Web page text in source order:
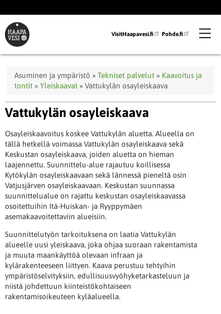
pääsisältöön
VisitHaapavesi.fi Pohde.fi
Murupolku
Asuminen ja ympäristö Tekniset palvelut
Kaavoitus ja
tontit
Yleiskaavat Vattukylän osayleiskaava
Vattukylän osayleiskaava
Osayleiskaavoitus koskee Vattukylän aluetta. Alueella on
tällä hetkellä voimassa Vattukylän osayleiskaava sekä
Keskustan osayleiskaava, joiden aluetta on hieman
laajennettu. Suunnittelu-alue rajautuu koillisessa
Kytökylän osayleiskaavaan sekä lännessä pieneltä osin
Vatjusjärven osayleiskaavaan. Keskustan suunnassa
suunnittelualue on rajattu keskustan osayleiskaavassa
osoitettuihin Itä-Huiskan- ja Ryyppymäen
asemakaavoitettaviin alueisiin.
Suunnittelutyön tarkoituksena on laatia Vattukylän
alueelle uusi yleiskaava, joka ohjaa suoraan rakentamista
ja muuta maankäyttöä olevaan infraan ja
kylärakenteeseen liittyen. Kaava perustuu tehtyihin
ympäristöselvityksiin, edullisuusvyöhyketarkasteluun ja
niistä johdettuun kiinteistökohtaiseen
rakentamisoikeuteen kyläalueella.